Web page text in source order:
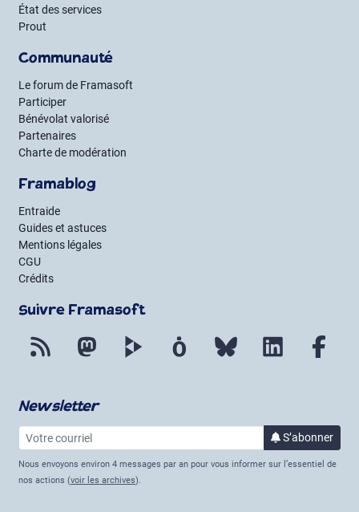
État des services
Prout
Communauté
Le forum de Framasoft
Participer
Bénévolat valorisé
Partenaires
Charte de modération
Framablog
Entraide
Guides et astuces
Mentions légales
CGU
Crédits
Suivre Framasoft
Flux RSS Mastodon PeerTube Mobilizon Bluesky LinkedIn
Newsletter
Votre courriel S’abonnerà la
Nous envoyons environ 4 messages par an pour vous informer sur l’essentiel de
nos actions (voir les archives).